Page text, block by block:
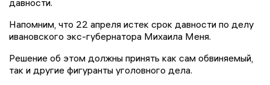
давности.
Напомним, что 22 апреля истек срок давности по делу
ивановского экс-губернатора Михаила Меня.
Решение об этом должны принять как сам обвиняемый,
так и другие фигуранты уголовного дела.